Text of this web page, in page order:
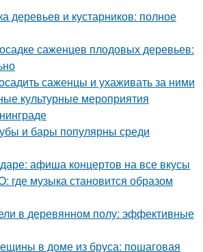
деревьев и кустарников: полное
саженцев плодовых деревьев:
саженцы и ухаживать за ними
культурные мероприятия
и бары популярны среди
афиша концертов на все вкусы
где музыка становится образом
в деревянном полу: эффективные
в доме из бруса: пошаговая